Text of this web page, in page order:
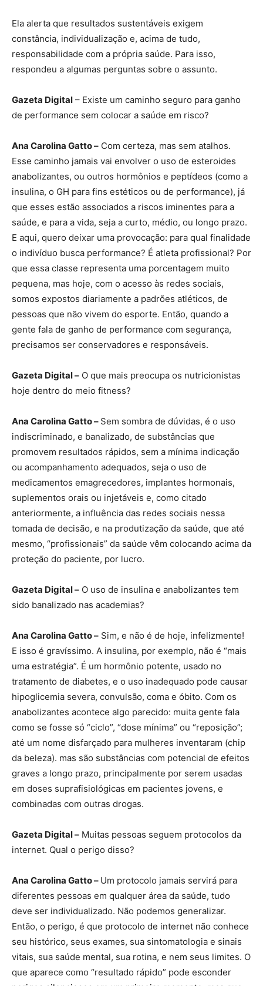
Ela alerta que resultados sustentáveis exigem
constância, individualização e, acima de tudo,
responsabilidade com a própria saúde. Para isso,
respondeu a algumas perguntas sobre o assunto.
Gazeta Digital – Existe um caminho seguro para ganho
de performance sem colocar a saúde em risco?
Ana Carolina Gatto – Com certeza, mas sem atalhos.
Esse caminho jamais vai envolver o uso de esteroides
anabolizantes, ou outros hormônios e peptídeos (como a
insulina, o GH para fins estéticos ou de performance), já
que esses estão associados a riscos iminentes para a
saúde, e para a vida, seja a curto, médio, ou longo prazo.
E aqui, quero deixar uma provocação: para qual finalidade
o indivíduo busca performance? É atleta profissional? Por
que essa classe representa uma porcentagem muito
pequena, mas hoje, com o acesso às redes sociais,
somos expostos diariamente a padrões atléticos, de
pessoas que não vivem do esporte. Então, quando a
gente fala de ganho de performance com segurança,
precisamos ser conservadores e responsáveis.
Gazeta Digital – O que mais preocupa os nutricionistas
hoje dentro do meio fitness?
Ana Carolina Gatto – Sem sombra de dúvidas, é o uso
indiscriminado, e banalizado, de substâncias que
promovem resultados rápidos, sem a mínima indicação
ou acompanhamento adequados, seja o uso de
medicamentos emagrecedores, implantes hormonais,
suplementos orais ou injetáveis e, como citado
anteriormente, a influência das redes sociais nessa
tomada de decisão, e na produtização da saúde, que até
mesmo, “profissionais” da saúde vêm colocando acima da
proteção do paciente, por lucro.
Gazeta Digital – O uso de insulina e anabolizantes tem
sido banalizado nas academias?
Ana Carolina Gatto – Sim, e não é de hoje, infelizmente!
E isso é gravíssimo. A insulina, por exemplo, não é “mais
uma estratégia”. É um hormônio potente, usado no
tratamento de diabetes, e o uso inadequado pode causar
hipoglicemia severa, convulsão, coma e óbito. Com os
anabolizantes acontece algo parecido: muita gente fala
como se fosse só “ciclo”, “dose mínima” ou “reposição”;
até um nome disfarçado para mulheres inventaram (chip
da beleza). mas são substâncias com potencial de efeitos
graves a longo prazo, principalmente por serem usadas
em doses suprafisiológicas em pacientes jovens, e
combinadas com outras drogas.
Gazeta Digital – Muitas pessoas seguem protocolos da
internet. Qual o perigo disso?
Ana Carolina Gatto – Um protocolo jamais servirá para
diferentes pessoas em qualquer área da saúde, tudo
deve ser individualizado. Não podemos generalizar.
Então, o perigo, é que protocolo de internet não conhece
seu histórico, seus exames, sua sintomatologia e sinais
vitais, sua saúde mental, sua rotina, e nem seus limites. O
que aparece como “resultado rápido” pode esconder